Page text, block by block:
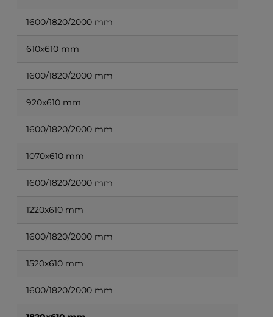
1600/1820/2000 mm
610x610 mm
1600/1820/2000 mm
920x610 mm
1600/1820/2000 mm
1070x610 mm
1600/1820/2000 mm
1220x610 mm
1600/1820/2000 mm
1520x610 mm
1600/1820/2000 mm